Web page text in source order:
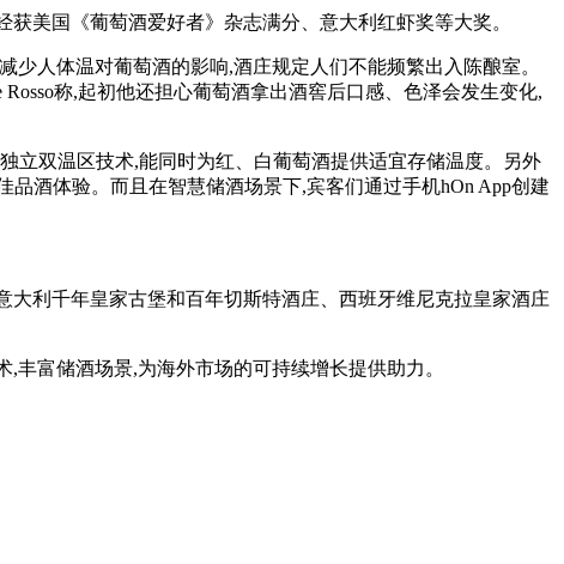
美国《葡萄酒爱好者》杂志满分、意大利红虾奖等大奖。
人体温对葡萄酒的影响,酒庄规定人们不能频繁出入陈酿室。
称,起初他还担心葡萄酒拿出酒窖后口感、色泽会发生变化,
立双温区技术,能同时为红、白葡萄酒提供适宜存储温度。另外
酒体验。而且在智慧储酒场景下,宾客们通过手机hOn App创建
利千年皇家古堡和百年切斯特酒庄、西班牙维尼克拉皇家酒庄
富储酒场景,为海外市场的可持续增长提供助力。